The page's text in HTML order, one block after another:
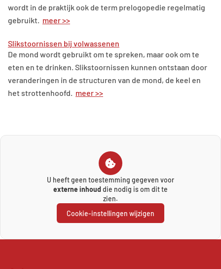
wordt in de praktijk ook de term prelogopedie regelmatig
gebruikt. meer >>
Slikstoornissen bij volwassenen
De mond wordt gebruikt om te spreken, maar ook om te
eten en te drinken. Slikstoornissen kunnen ontstaan door
veranderingen in de structuren van de mond, de keel en
het strottenhoofd. meer >>
U heeft geen toestemming gegeven voor
externe inhouddie nodig is om dit te
zien.
Cookie-instellingen wijzigen